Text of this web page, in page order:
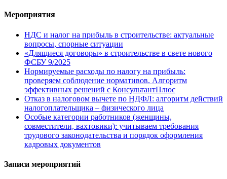
Мероприятия
НДС и налог на прибыль в строительстве: актуальные
вопросы, спорные ситуации
«Длящиеся договоры» в строительстве в свете нового
ФСБУ 9/2025
Нормируемые расходы по налогу на прибыль:
проверяем соблюдение нормативов. Алгоритм
эффективных решений с КонсультантПлюс
Отказ в налоговом вычете по НДФЛ: алгоритм действий
налогоплательщика – физического лица
Особые категории работников (женщины,
совместители, вахтовики): учитываем требования
трудового законодательства и порядок оформления
кадровых документов
Записи мероприятий